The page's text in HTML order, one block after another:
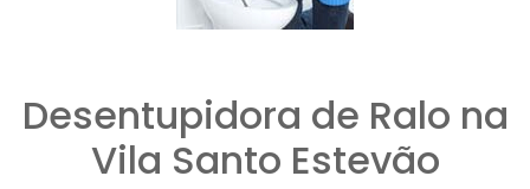
Desentupidora de Ralo na
Vila Santo Estevão